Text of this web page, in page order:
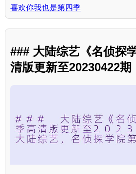
喜欢你我也是第四季
### 大陆综艺《名侦探
清版更新至20230422期